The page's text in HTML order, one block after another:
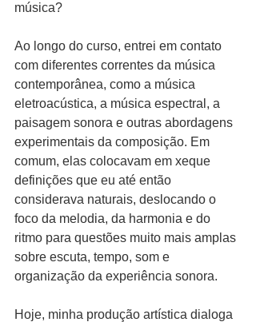
música?
Ao longo do curso, entrei em contato
com diferentes correntes da música
contemporânea, como a música
eletroacústica, a música espectral, a
paisagem sonora e outras abordagens
experimentais da composição. Em
comum, elas colocavam em xeque
definições que eu até então
considerava naturais, deslocando o
foco da melodia, da harmonia e do
ritmo para questões muito mais amplas
sobre escuta, tempo, som e
organização da experiência sonora.
Hoje, minha produção artística dialoga